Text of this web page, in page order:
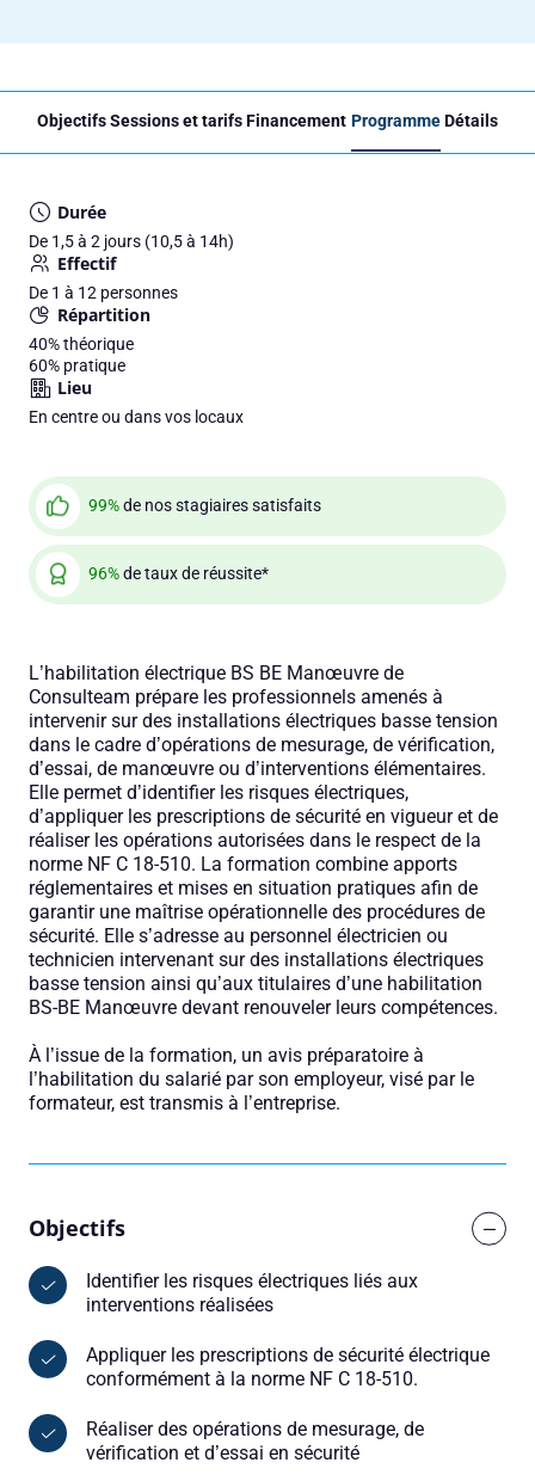
Objectifs Sessions et tarifs Financement Programme Détails
Durée
De 1,5 à 2 jours (10,5 à 14h)
Effectif
De 1 à 12 personnes
Répartition
40%théorique
60% pratique
Lieu
En centre ou dans vos locaux
99%de nos stagiaires satisfaits
96%de taux de réussite*
L’habilitation électrique BS BE Manœuvre de
Consulteam prépare les professionnels amenés à
intervenir sur des installations électriques basse tension
dans le cadre d’opérations de mesurage, de vérification,
d’essai, de manœuvre ou d’interventions élémentaires.
Elle permet d’identifier les risques électriques,
d’appliquer les prescriptions de sécurité en vigueur et de
réaliser les opérations autorisées dans le respect de la
norme NF C 18-510. La formation combine apports
réglementaires et mises en situation pratiques afin de
garantir une maîtrise opérationnelle des procédures de
sécurité. Elle s’adresse au personnel électricien ou
technicien intervenant sur des installations électriques
basse tension ainsi qu’aux titulaires d’une habilitation
BS-BE Manœuvre devant renouveler leurs compétences.
À l’issue de la formation, un avis préparatoire à
l’habilitation du salarié par son employeur, visé par le
formateur, est transmis à l’entreprise.
Objectifs
Identifier les risques électriques liés aux
interventions réalisées
Appliquer les prescriptions de sécurité électrique
conformément à la norme NF C 18-510.
Réaliser des opérations de mesurage, de
vérification et d’essai en sécurité